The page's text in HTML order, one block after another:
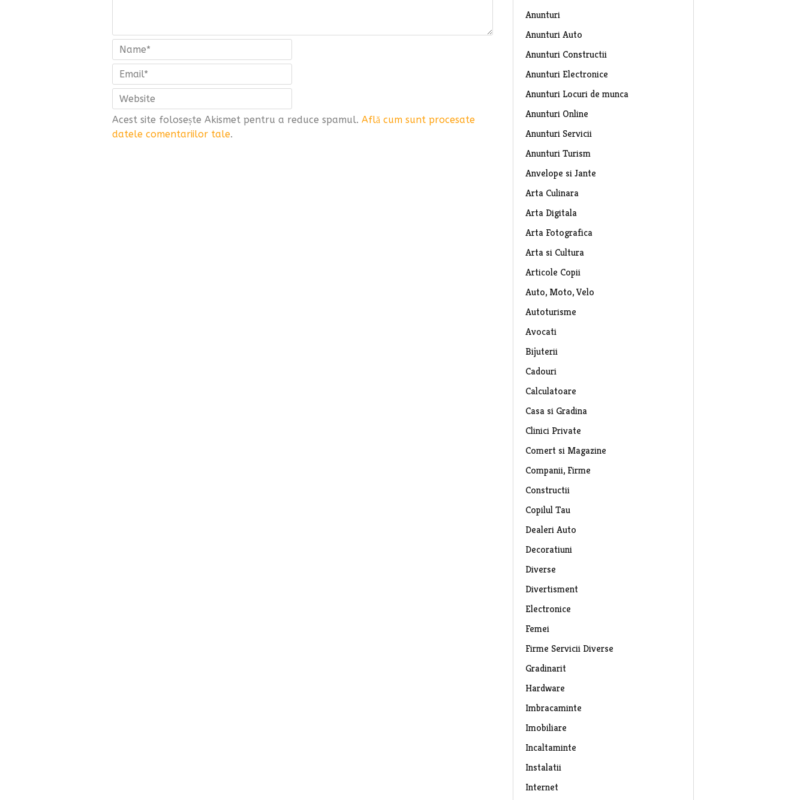
Acest site folosește Akismet pentru a reduce spamul. Află cum sunt procesate
datele comentariilor tale.
Anunturi
Anunturi Auto
Anunturi Constructii
Anunturi Electronice
Anunturi Locuri de munca
Anunturi Online
Anunturi Servicii
Anunturi Turism
Anvelope si Jante
Arta Culinara
Arta Digitala
Arta Fotografica
Arta si Cultura
Articole Copii
Auto, Moto, Velo
Autoturisme
Avocati
Bijuterii
Cadouri
Calculatoare
Casa si Gradina
Clinici Private
Comert si Magazine
Companii, Firme
Constructii
Copilul Tau
Dealeri Auto
Decoratiuni
Diverse
Divertisment
Electronice
Femei
Firme Servicii Diverse
Gradinarit
Hardware
Imbracaminte
Imobiliare
Incaltaminte
Instalatii
Internet